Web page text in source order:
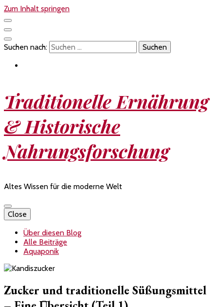
Zum Inhalt springen
Suchen nach:
Traditionelle Ernährung
& Historische
Nahrungsforschung
Altes Wissen für die moderne Welt
Close
Über diesen Blog
Alle Beiträge
Aquaponik
Zucker und traditionelle Süßungsmittel